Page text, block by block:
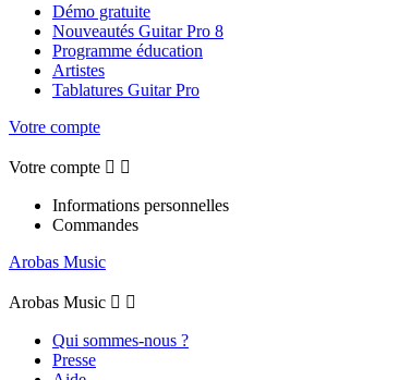
Démo gratuite
Nouveautés Guitar Pro 8
Programme éducation
Artistes
Tablatures Guitar Pro
Votre compte
Votre compte  
Informations personnelles
Commandes
Arobas Music
Arobas Music  
Qui sommes-nous ?
Presse